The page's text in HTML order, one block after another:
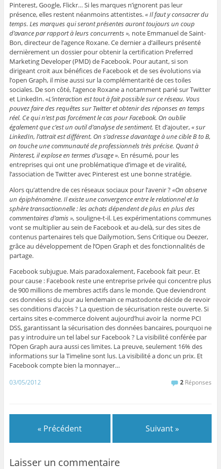
Pinterest, Google, Flickr… Si les marques n’ignorent pas leur
présence, elles restent néanmoins attentistes.« Il faut y consacrer du
temps. Les marques qui seront présentes auront toujours un coup
d’avance par rapport à leurs concurrents », note Emmanuel de Saint-
Bon, directeur de l’agence Roxane. Ce dernier a d’ailleurs présenté
dernièrement un dossier pour obtenir la certification Preferred
Marketing Developer (PMD) de Facebook. Pour autant, si son
dirigeant croit aux bénéfices de Facebook et de ses évolutions via
l’open Graph, il mise aussi sur la complémentarité de ces toiles
sociales. De son côté, l’agence Roxane a notamment parié sur Twitter
et LinkedIn.«L’interaction est tout à fait possible sur ce réseau. Vous
pouvez faire des requêtes sur Twitter et obtenir des réponses en temps
réel. Ce qui n’est pas forcément le cas pour Facebook. On oublie
également que c’est un outil d’analyse de sentiment. Et d’ajouter,« sur
LinkedIn, l’attrait est différent. On s’adresse davantage à une cible B to B,
on touche une communauté de professionnels très précise. Quant à
Pinterest, il explose en termes d’usage». En résumé, pour les
entreprises qui ont une problématique d’image et de viralité,
l’association de Twitter avec Pinterest est une bonne stratégie.
Alors qu’attendre de ces réseaux sociaux pour l’avenir ?«On observe
un épiphénomène. Il existe une convergence entre le relationnel et la
sphère transactionnelle : les achats dépendent de plus en plus des
commentaires d’amis », souligne-t-il. Les expérimentations communes
vont se multiplier au sein de Facebook et au-delà, sur des sites de
contenus partenaires tels que Dailymotion, Sens Critique ou Deezer,
grâce au développement de l’Open Graph et des fonctionnalités de
partage.
Facebook subjugue. Mais paradoxalement, Facebook fait peur. Et
pour cause : Facebook reste une entreprise privée qui concentre plus
de 900 millions de membres actifs dans le monde. Que deviendront
ces données si du jour au lendemain ce mastodonte décide de revoir
ses conditions d’accès ? La question de sécurisation reste ouverte. Si
certains sites e-commerce doivent aujourd’hui avoir la norme PCI
DSS, garantissant la sécurisation des données bancaires, pourquoi ne
pas y introduire un tel label sur Facebook ? La visibilité conférée par
l’Open Graph aura aussi ces limites. La preuve, seulement 16% des
informations sur la Timeline sont lus. La visibilité a donc un prix. Et
Facebook compte bien la monnayer…
03/05/2012 2 Réponses
« Précédent Suivant »
Laisser un commentaire